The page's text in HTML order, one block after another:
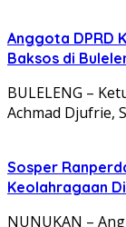
Anggota DPRD
Baksos di
BULELENG –
Achmad Djufrie,
Sosper
Keolahragaan
NUNUKAN –